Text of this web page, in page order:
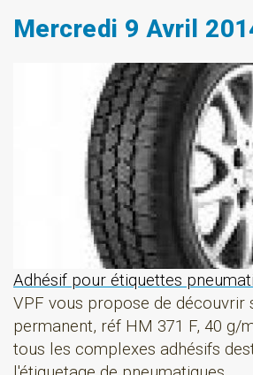
Mercredi 9 Avril
Adhésif pour étiquettes
VPF vous propose de découvrir
permanent, réf HM 371 F, 40 g/
tous les complexes adhésifs